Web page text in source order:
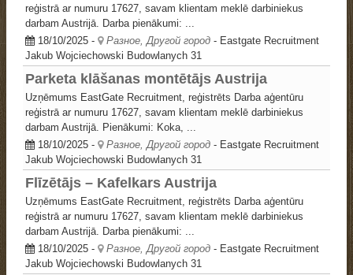
reģistrā ar numuru 17627, savam klientam meklē darbiniekus
darbam Austrijā. Darba pienākumi: ...
18/10/2025- Разное, Другой город- Eastgate Recruitment
Jakub Wojciechowski Budowlanych 31
Parketa klāšanas montētājs Austrija
Uzņēmums EastGate Recruitment, reģistrēts Darba aģentūru
reģistrā ar numuru 17627, savam klientam meklē darbiniekus
darbam Austrijā. Pienākumi: Koka, ...
18/10/2025- Разное, Другой город- Eastgate Recruitment
Jakub Wojciechowski Budowlanych 31
Flīzētājs – Kafelkars Austrija
Uzņēmums EastGate Recruitment, reģistrēts Darba aģentūru
reģistrā ar numuru 17627, savam klientam meklē darbiniekus
darbam Austrijā. Darba pienākumi: ...
18/10/2025- Разное, Другой город- Eastgate Recruitment
Jakub Wojciechowski Budowlanych 31